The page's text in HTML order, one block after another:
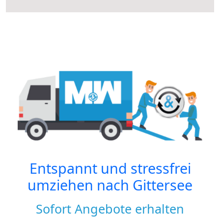
Entspannt und stressfrei
umziehen nach Gittersee
Sofort Angebote erhalten